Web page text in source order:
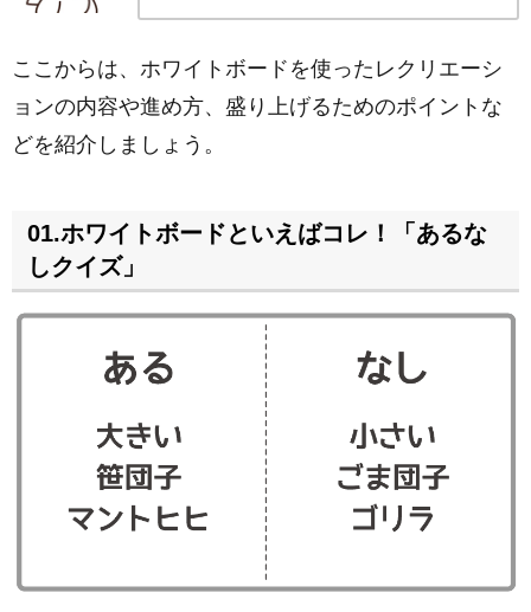
ここからは、ホワイトボードを使ったレクリエーシ
ョンの内容や進め方、盛り上げるためのポイントな
どを紹介しましょう。
01.ホワイトボードといえばコレ！「あるな
しクイズ」